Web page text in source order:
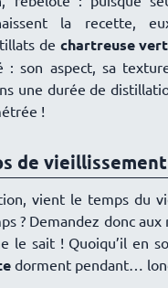
la recette,
de chartreuse
: son aspect, sa
une durée de
!
de
vient le temps du
? Demandez donc aux
le sait ! Quoiqu’il en
dorment pendant…